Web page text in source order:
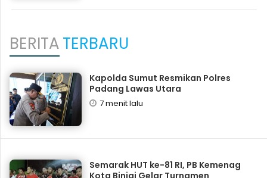
BERITATERBARU
Kapolda Sumut Resmikan Polres
Padang Lawas Utara
7 menit lalu
Semarak HUT ke-81 RI, PB Kemenag